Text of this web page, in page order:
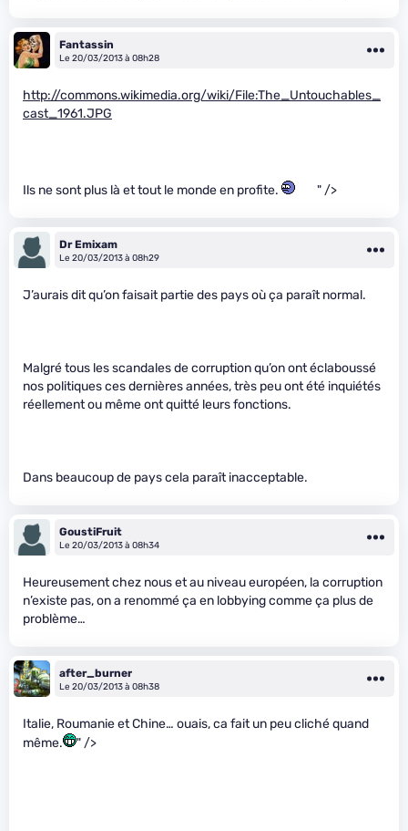
Fantassin
Le 20/03/2013 à 08h28
http://commons.wikimedia.org/wiki/File:The_Untouchables_
cast_1961.JPG
Ils ne sont plus là et tout le monde en profite. " />
Dr Emixam
Le 20/03/2013 à 08h29
J’aurais dit qu’on faisait partie des pays où ça paraît normal.
Malgré tous les scandales de corruption qu’on ont éclaboussé
nos politiques ces dernières années, très peu ont été inquiétés
réellement ou même ont quitté leurs fonctions.
Dans beaucoup de pays cela paraît inacceptable.
GoustiFruit
Le 20/03/2013 à 08h34
Heureusement chez nous et au niveau européen, la corruption
n’existe pas, on a renommé ça en lobbying comme ça plus de
problème…
after_burner
Le 20/03/2013 à 08h38
Italie, Roumanie et Chine… ouais, ca fait un peu cliché quand
même.
" />